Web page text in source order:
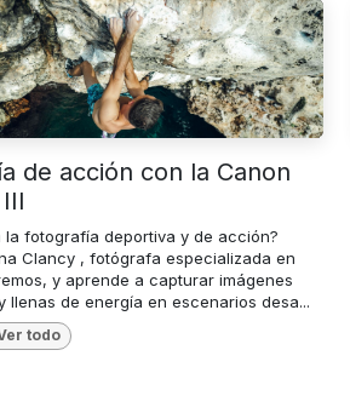
de acción con la Canon
la fotografía deportiva y de acción?
Clancy , fotógrafa especializada en
y aprende a capturar imágenes
llenas de energía en escenarios desa...
todo